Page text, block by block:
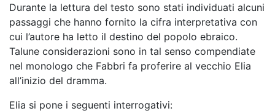
Durante la lettura del testo sono stati individuati alcuni
passaggi che hanno fornito la cifra interpretativa con
cui l’autore ha letto il destino del popolo ebraico.
Talune considerazioni sono in tal senso compendiate
nel monologo che Fabbri fa proferire al vecchio Elia
all’inizio del dramma.
Elia si pone i seguenti interrogativi: